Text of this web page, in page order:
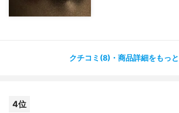
クチコミ(8)・商品詳細をもっ
4位